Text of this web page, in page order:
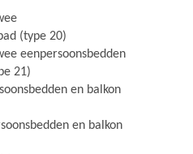
(type 20)
eenpersoonsbedden
21)
en balkon
en balkon